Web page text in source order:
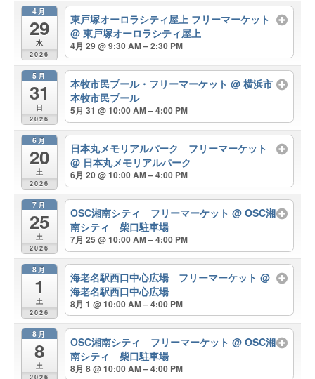
4月
29
水
2026
東戸塚オーロラシティ屋上 フリーマーケット
@ 東戸塚オーロラシティ屋上
4月 29 @ 9:30 AM – 2:30 PM
5月
31
日
2026
本牧市民プール・フリーマーケット@ 横浜市
本牧市民プール
5月 31 @ 10:00 AM – 4:00 PM
6月
20
土
2026
日本丸メモリアルパーク フリーマーケット
@ 日本丸メモリアルパーク
6月 20 @ 10:00 AM – 4:00 PM
7月
25
土
2026
OSC湘南シティ フリーマーケット@ OSC湘
南シティ 柴口駐車場
7月 25 @ 10:00 AM – 4:00 PM
8月
1
土
2026
海老名駅西口中心広場 フリーマーケット@
海老名駅西口中心広場
8月 1 @ 10:00 AM – 4:00 PM
8月
8
土
2026
OSC湘南シティ フリーマーケット@ OSC湘
南シティ 柴口駐車場
8月 8 @ 10:00 AM – 4:00 PM